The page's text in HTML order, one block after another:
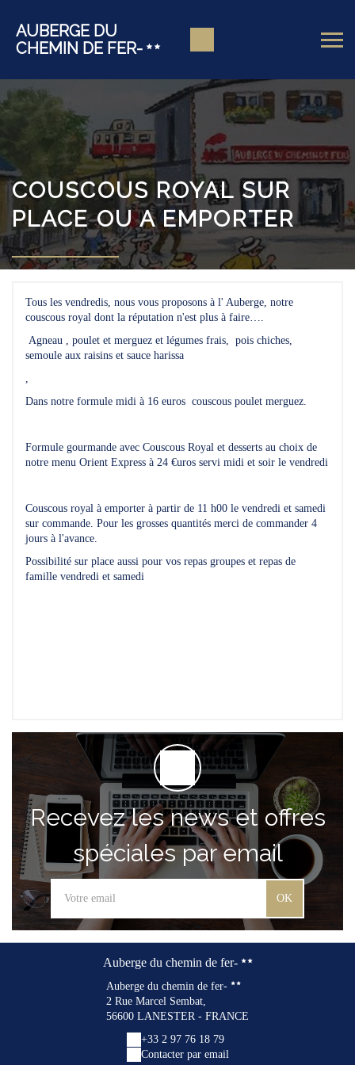
AUBERGE DU
CHEMIN DE FER-
COUSCOUS ROYAL SUR
PLACE OU A EMPORTER
Tous les vendredis, nous vous proposons à l' Auberge, notre
couscous royal dont la réputation n'est plus à faire….
Agneau , poulet et merguez et légumes frais, pois chiches,
semoule aux raisins et sauce harissa
,
Dans notre formule midi à 16 euros couscous poulet merguez.
Formule gourmande avec Couscous Royal et desserts au choix de
notre menu Orient Express à 24 €uros servi midi et soir le vendredi
Couscous royal à emporter à partir de 11 h00 le vendredi et samedi
sur commande. Pour les grosses quantités merci de commander 4
jours à l'avance.
Possibilité sur place aussi pour vos repas groupes et repas de
famille vendredi et samedi
Recevez les news et offres
spéciales par email
OK
Auberge du chemin de fer-
Auberge du chemin de fer-
2 Rue Marcel Sembat,
56600 LANESTER - FRANCE
+33 2 97 76 18 79
Contacter par email